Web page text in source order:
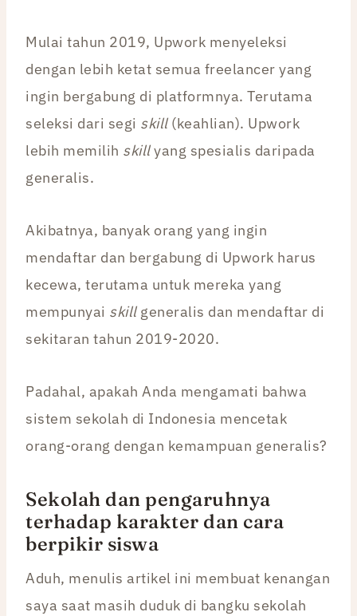
Mulai tahun 2019, Upwork menyeleksi
dengan lebih ketat semua freelancer yang
ingin bergabung di platformnya. Terutama
seleksi dari segi skill (keahlian). Upwork
lebih memilih skillyang spesialis daripada
generalis.
Akibatnya, banyak orang yang ingin
mendaftar dan bergabung di Upwork harus
kecewa, terutama untuk mereka yang
mempunyai skillgeneralis dan mendaftar di
sekitaran tahun 2019-2020.
Padahal, apakah Anda mengamati bahwa
sistem sekolah di Indonesia mencetak
orang-orang dengan kemampuan generalis?
Sekolah dan pengaruhnya
terhadap karakter dan cara
berpikir siswa
Aduh, menulis artikel ini membuat kenangan
saya saat masih duduk di bangku sekolah